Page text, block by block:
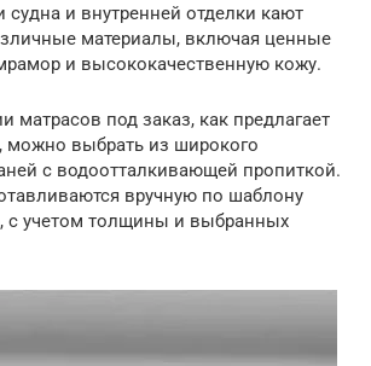
судна и внутренней отделки кают
материалы, включая ценные
и высококачественную кожу.
матрасов под заказ, как предлагает
можно выбрать из широкого
с водоотталкивающей пропиткой.
вручную по шаблону
с учетом толщины и выбранных